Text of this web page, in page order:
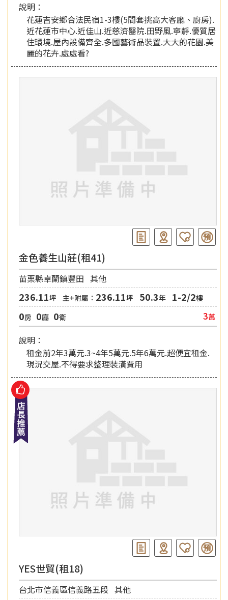
說明：
花蓮吉安鄉合法民宿1-3樓(5間套挑高大客廳、廚房).
近花蓮市中心.近佳山.近慈濟醫院.田野風.寧靜.優質居
住環境.屋內設備齊全.多國藝術品裝置.大大的花園.美
麗的花卉.處處看?
金色養生山莊(租41)
苗栗縣卓蘭鎮豐田 其他
236.11坪 主+附屬： 236.11坪 50.3年 1-2/2樓
0房 0廳 0衛 3萬
說明：
租金前2年3萬元.3~4年5萬元.5年6萬元.超便宜租金.
現況交屋.不得要求整理裝潢費用
YES世貿(租18)
台北市信義區信義路五段 其他